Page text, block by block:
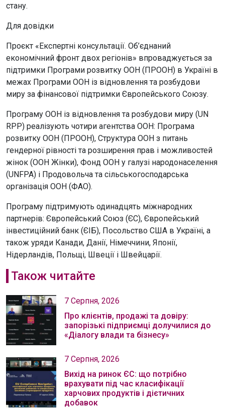
стану.
Для довідки
Проєкт «Експертні консультації. Об’єднаний
економічний фронт двох регіонів» впроваджується за
підтримки Програми розвитку ООН (ПРООН) в Україні в
межах Програми ООН із відновлення та розбудови
миру за фінансової підтримки Європейського Союзу.
Програму ООН із відновлення та розбудови миру (UN
RPP) реалізують чотири агентства ООН: Програма
розвитку ООН (ПРООН), Структура ООН з питань
гендерної рівності та розширення прав і можливостей
жінок (ООН Жінки), Фонд ООН у галузі народонаселення
(UNFPA) і Продовольча та сільськогосподарська
організація ООН (ФАО).
Програму підтримують одинадцять міжнародних
партнерів: Європейський Союз (ЄС), Європейський
інвестиційний банк (ЄІБ), Посольство США в Україні, а
також уряди Канади, Данії, Німеччини, Японії,
Нідерландів, Польщі, Швеції і Швейцарії.
Також читайте
7 Серпня, 2026
Про клієнтів, продажі та довіру:
запорізькі підприємці долучилися до
«Діалогу влади та бізнесу»
7 Серпня, 2026
Вихід на ринок ЄС: що потрібно
врахувати під час класифікації
харчових продуктів і дієтичних
добавок